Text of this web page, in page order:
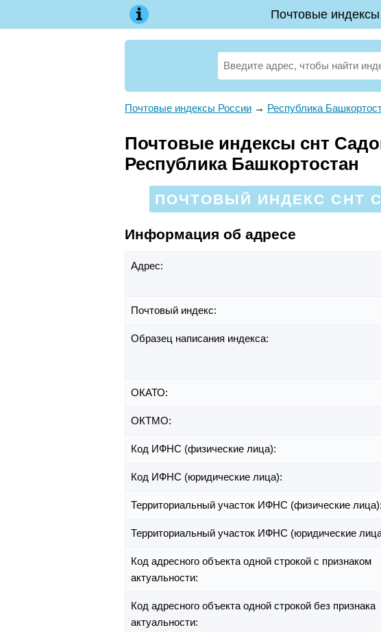
Почтовые индексы
Почтовые индексы России → Республика
Почтовые индексы снт
Республика Башкортостан
ПОЧТОВЫЙ ИНДЕКС СНТ
Информация об адресе
Адрес:
Почтовый индекс:
Образец написания индекса:
ОКАТО:
ОКТМО:
Код ИФНС (физические лица):
Код ИФНС (юридические лица):
Территориальный участок ИФНС (физические лица):
Территориальный участок ИФНС (юридические
Код адресного объекта одной строкой с признаком
актуальности:
Код адресного объекта одной строкой без признака
актуальности: